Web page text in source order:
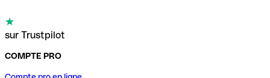
sur Trustpilot
COMPTE PRO